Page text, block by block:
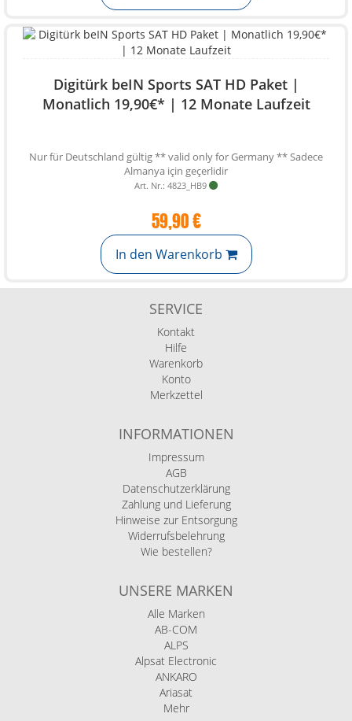
Digitürk beIN Sports SAT HD Paket |
Monatlich 19,90€* | 12 Monate Laufzeit
Nur für Deutschland gültig ** valid only for Germany ** Sadece
Almanya için geçerlidir
Art. Nr.: 4823_HB9
59,90 €
In den Warenkorb
SERVICE
Kontakt
Hilfe
Warenkorb
Konto
Merkzettel
INFORMATIONEN
Impressum
AGB
Datenschutzerklärung
Zahlung und Lieferung
Hinweise zur Entsorgung
Widerrufsbelehrung
Wie bestellen?
UNSERE MARKEN
Alle Marken
AB-COM
ALPS
Alpsat Electronic
ANKARO
Ariasat
Mehr